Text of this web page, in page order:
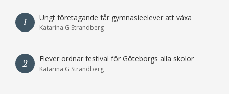
1 Ungt företagande får gymnasieelever att växa
Katarina G Strandberg
2 Elever ordnar festival för Göteborgs alla skolor
Katarina G Strandberg